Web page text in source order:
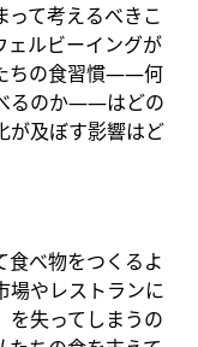
って考えるべきこ
ェルビーイングが
ちの食習慣――何
るのか――はどの
が及ぼす影響はど
食べ物をつくるよ
場やレストランに
を失ってしまうの